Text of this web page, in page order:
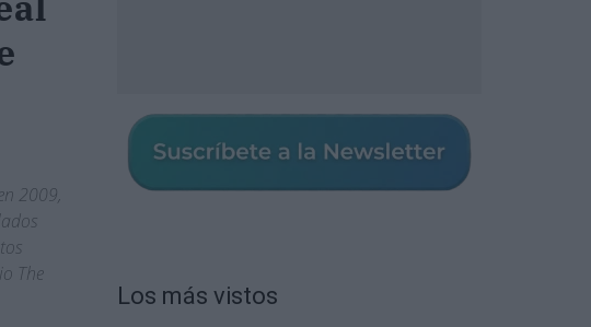
2009,
The
Los más vistos